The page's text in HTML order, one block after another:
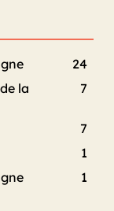
24
la
7
7
1
1